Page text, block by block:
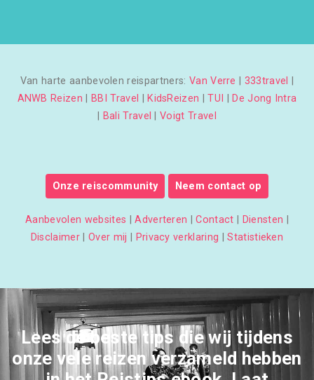
Van harte aanbevolen reispartners: Van Verre 333travel
ANWB Reizen
BBI Travel KidsReizen |TUI
De Jong Intra
Bali Travel |Voigt Travel
Onze reiscommunity Neem contact op
Aanbevolen websites |Adverteren |Contact Diensten
Disclaimer |Over mij Privacy verklaring |Statistieken
Lees de beste tips die wij tijdens
onze vele reizen verzameld hebben